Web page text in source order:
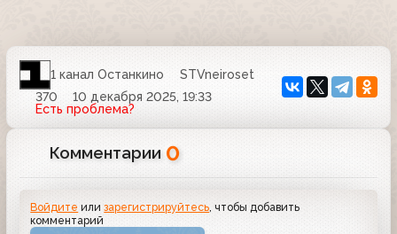
1 канал Останкино
STVneiroset
370
10 декабря 2025, 19:33
Есть проблема?
Комментарии 0
Войдите илизарегистрируйтесь , чтобы добавить
комментарий